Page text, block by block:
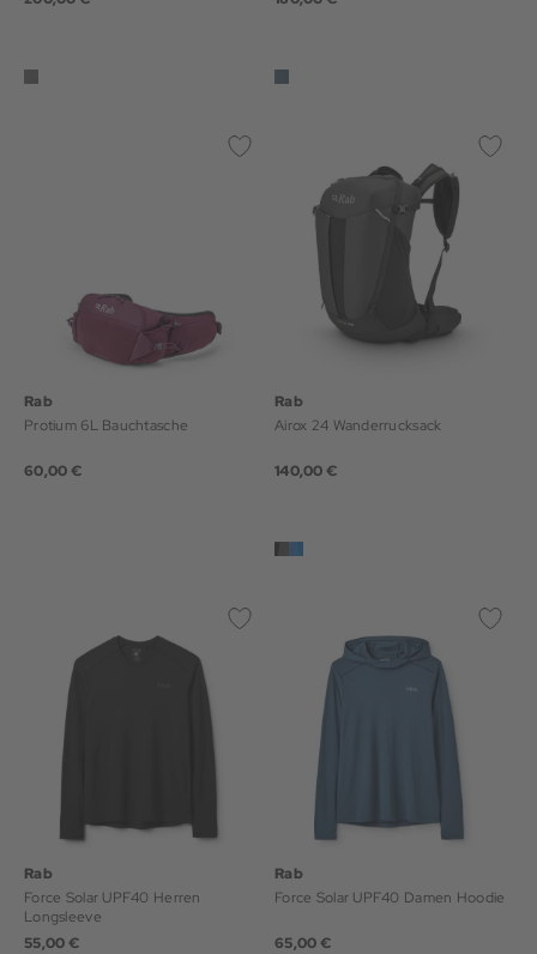
Rab
Protium 6L Bauchtasche
60,00 €
Rab
Airox 24 Wanderrucksack
140,00 €
Rab
Force Solar UPF40 Herren
Longsleeve
55,00 €
Rab
Force Solar UPF40 Damen Hoodie
65,00 €